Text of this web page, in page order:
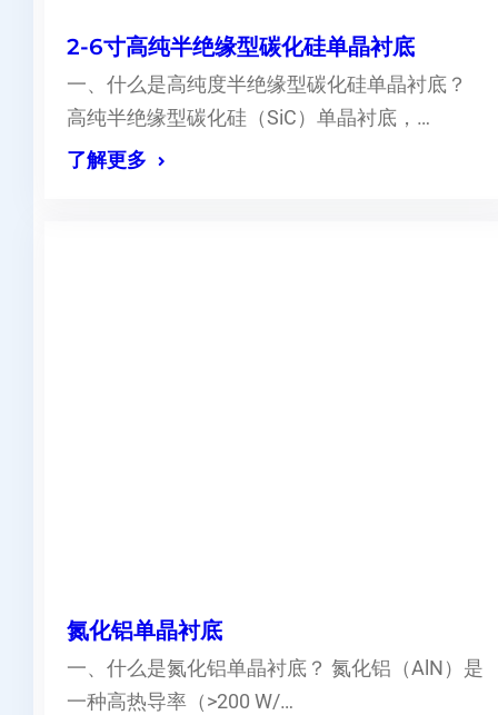
2-6寸高纯半绝缘型碳化硅单晶衬底
一、什么是高纯度半绝缘型碳化硅单晶衬底？
高纯半绝缘型碳化硅（SiC）单晶衬底，…
了解更多
氮化铝单晶衬底
一、什么是氮化铝单晶衬底？ 氮化铝（AlN）是
一种高热导率（>200 W/…